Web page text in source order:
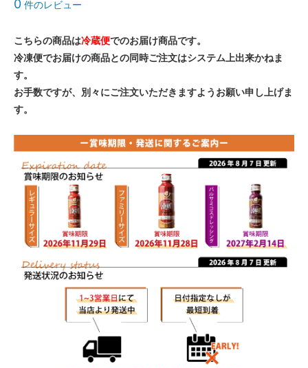
0 件のレビュー
こちらの商品は冷蔵便でのお届け商品です。
冷凍便でお届けの商品との同時ご注文はシステム上出来かねま
す。
お手数ですが、別々にご注文いただきますようお願い申し上げま
す。